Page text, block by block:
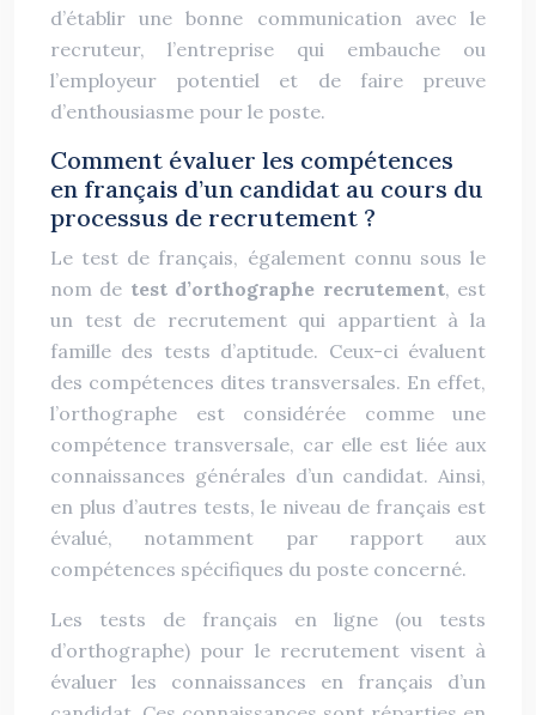
d’établir une bonne communication avec le
recruteur, l’entreprise qui embauche ou
l’employeur potentiel et de faire preuve
d’enthousiasme pour le poste.
Comment évaluer les compétences
en français d’un candidat au cours du
processus de recrutement ?
Le test de français, également connu sous le
nom de test d’orthographe recrutement, est
un test de recrutement qui appartient à la
famille des tests d’aptitude. Ceux-ci évaluent
des compétences dites transversales. En effet,
l’orthographe est considérée comme une
compétence transversale, car elle est liée aux
connaissances générales d’un candidat. Ainsi,
en plus d’autres tests, le niveau de français est
évalué, notamment par rapport aux
compétences spécifiques du poste concerné.
Les tests de français en ligne (ou tests
d’orthographe) pour le recrutement visent à
évaluer les connaissances en français d’un